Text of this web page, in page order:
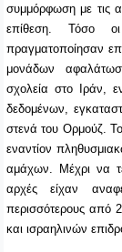
συμμόρφωση με τις
επίθεση. Τόσο
πραγματοποίησαν
μονάδων
σχολεία στο Ιράν,
δεδομένων,
στενά του Ορμούζ.
εναντίον
αμάχων. Μέχρι να
αρχές είχαν
περισσότερους από
και ισραηλινών